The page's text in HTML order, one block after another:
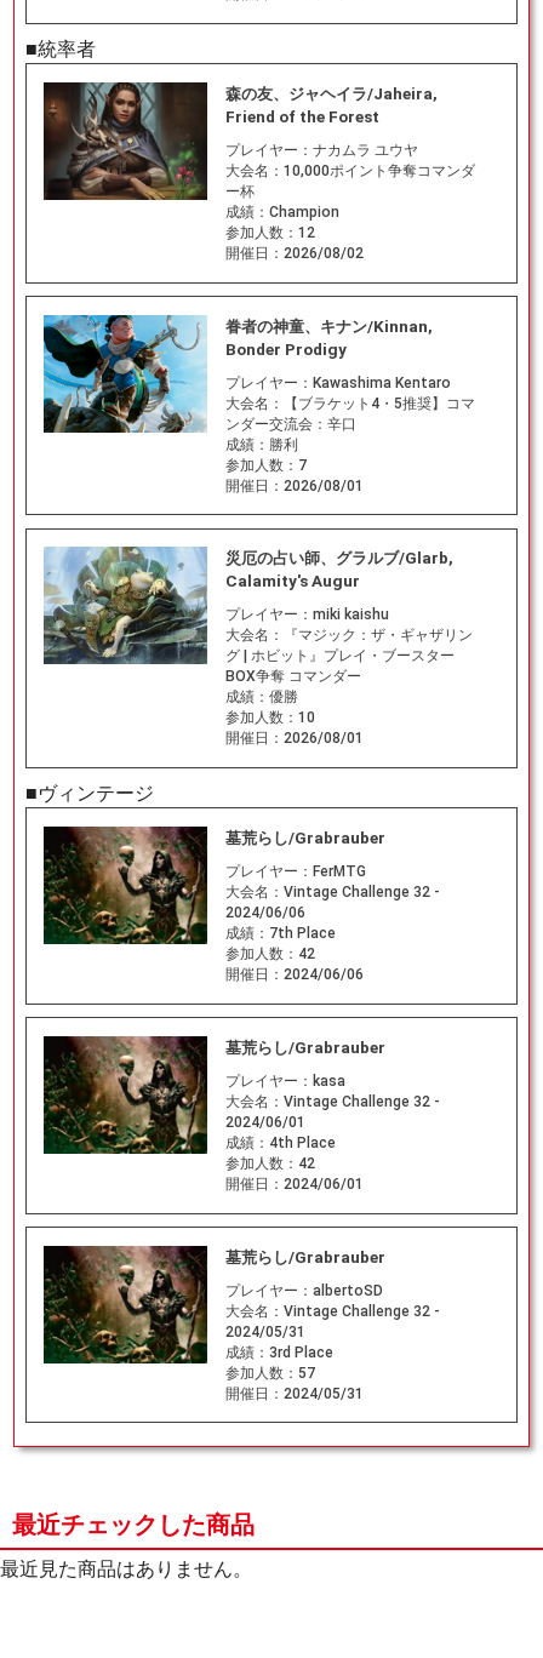
■統率者
森の友、ジャヘイラ/Jaheira,
Friend of the Forest
プレイヤー： ナカムラ ユウヤ
大会名： 10,000ポイント争奪コマンダ
ー杯
成績： Champion
参加人数： 12
開催日： 2026/08/02
眷者の神童、キナン/Kinnan,
Bonder Prodigy
プレイヤー： Kawashima Kentaro
大会名：
【ブラケット4・5推奨】コマ
ンダー交流会：辛口
成績： 勝利
参加人数： 7
開催日： 2026/08/01
災厄の占い師、グラルブ/Glarb,
Calamity's Augur
プレイヤー： miki kaishu
大会名：
『マジック：ザ・ギャザリン
グ | ホビット』プレイ・ブースター
BOX争奪 コマンダー
成績： 優勝
参加人数： 10
開催日： 2026/08/01
■ヴィンテージ
墓荒らし/Grabrauber
プレイヤー： FerMTG
大会名： Vintage Challenge 32 -
2024/06/06
成績： 7th Place
参加人数： 42
開催日： 2024/06/06
墓荒らし/Grabrauber
プレイヤー： kasa
大会名： Vintage Challenge 32 -
2024/06/01
成績： 4th Place
参加人数： 42
開催日： 2024/06/01
墓荒らし/Grabrauber
プレイヤー： albertoSD
大会名： Vintage Challenge 32 -
2024/05/31
成績： 3rd Place
参加人数： 57
開催日： 2024/05/31
最近チェックした商品
最近見た商品はありません。